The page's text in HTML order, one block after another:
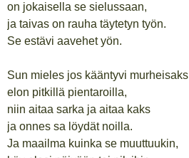
on jokaisella se sielussaan,
ja taivas on rauha täytetyn työn.
Se estävi aavehet yön.
Sun mieles jos kääntyvi murheisaks
elon pitkillä pientaroilla,
niin aitaa sarka ja aitaa kaks
ja onnes sa löydät noilla.
Ja maailma kuinka se muuttuukin,